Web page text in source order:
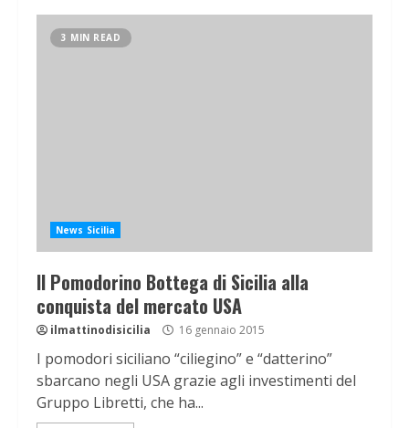
3 MIN READ
News Sicilia
Il Pomodorino Bottega di Sicilia alla
conquista del mercato USA
ilmattinodisicilia 16 gennaio 2015
I pomodori siciliano “ciliegino” e “datterino”
sbarcano negli USA grazie agli investimenti del
Gruppo Libretti, che ha...